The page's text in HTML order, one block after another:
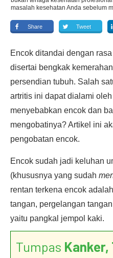
masalah kesehatan Anda sebelum
Share Tweet
Encok ditandai dengan
disertai bengkak
persendian tubuh. Salah
artritis ini dapat dialami
menyebabkan encok dan
mengobatinya? Artikel ini
pengobatan encok.
Encok sudah jadi keluhan
(khususnya yang sudah
rentan terkena encok
tangan, pergelangan
yaitu pangkal jempol kaki.
Tumpas